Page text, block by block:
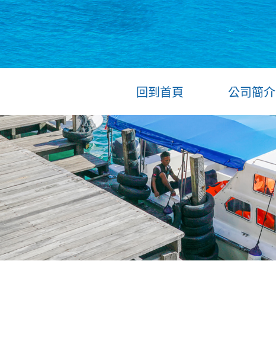
回到首頁 公司簡介